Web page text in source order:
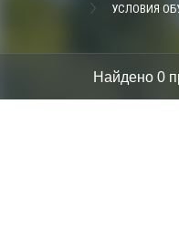
УСЛОВИЯ
Найдено 0